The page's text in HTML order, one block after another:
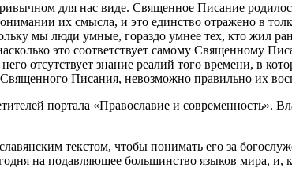
для нас виде. Священное Писание
их смысла, и это единство отражено в
мы люди умные, гораздо умнее тех, кто жил
это соответствует самому Священному
отсутствует знание реалий того времени, в
Писания, невозможно правильно их
портала «Православие и
текстом, чтобы понимать его за
на подавляющее большинство языков мира, и,